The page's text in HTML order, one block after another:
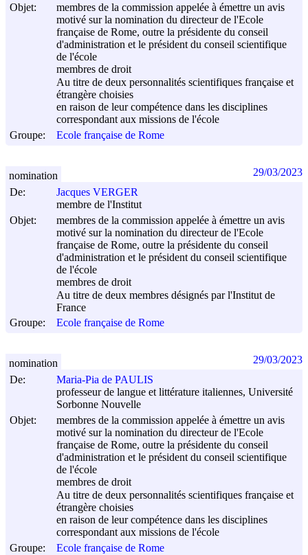
Objet:
membres de la commission appelée à émettre un avis
motivé sur la nomination du directeur de l'Ecole
française de Rome, outre la présidente du conseil
d'administration et le président du conseil scientifique
de l'école
membres de droit
Au titre de deux personnalités scientifiques française et
étrangère choisies
en raison de leur compétence dans les disciplines
correspondant aux missions de l'école
Groupe:
Ecole française de Rome
De:
Jacques VERGER
membre de l'Institut
Objet:
membres de la commission appelée à émettre un avis
motivé sur la nomination du directeur de l'Ecole
française de Rome, outre la présidente du conseil
d'administration et le président du conseil scientifique
de l'école
membres de droit
Au titre de deux membres désignés par l'Institut de
France
Groupe:
Ecole française de Rome
nomination 29/03/2023
De:
Maria-Pia de PAULIS
professeur de langue et littérature italiennes, Université
Sorbonne Nouvelle
Objet:
membres de la commission appelée à émettre un avis
motivé sur la nomination du directeur de l'Ecole
française de Rome, outre la présidente du conseil
d'administration et le président du conseil scientifique
de l'école
membres de droit
Au titre de deux personnalités scientifiques française et
étrangère choisies
en raison de leur compétence dans les disciplines
correspondant aux missions de l'école
Groupe:
Ecole française de Rome
nomination 29/03/2023